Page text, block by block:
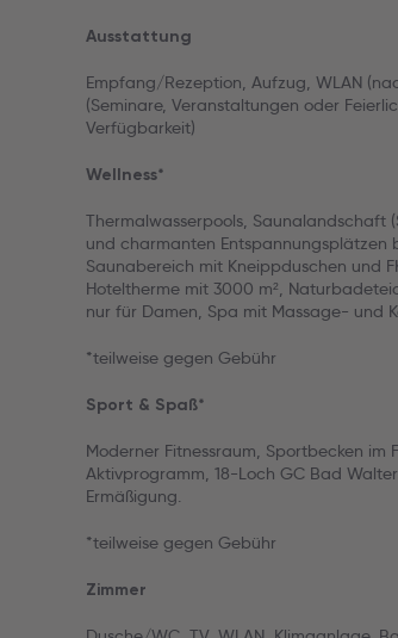
Ausstattung
Empfang/Rezeption, Aufzug, WLAN
(Seminare, Veranstaltungen oder
Verfügbarkeit)
Wellness*
Thermalwasserpools, Saunalandschaft
und charmanten Entspannungsplätzen
Saunabereich mit Kneippduschen und
Hoteltherme mit 3000 m²,
nur für Damen, Spa mit Massage- und
*teilweise gegen Gebühr
Sport & Spaß*
Moderner Fitnessraum, Sportbecken
Aktivprogramm, 18-Loch GC Bad
Ermäßigung.
*teilweise gegen Gebühr
Zimmer